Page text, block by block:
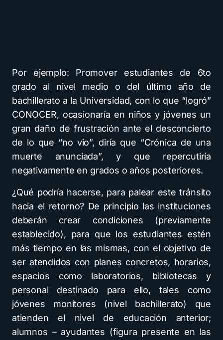
Por ejemplo: Promover estudiantes de 6to
grado al nivel medio o del último año de
bachillerato a la Universidad, con lo que “logró”
CONOCER, ocasionaría en niños y jóvenes un
gran daño de frustración ante el desconcierto
de lo que “no vio”, diría que “Crónica de una
muerte anunciada”, y que repercutiría
negativamente en grados o años posteriores.
¿Qué podría hacerse, para palear este tránsito
hacia el retorno? De principio las instituciones
deberán crear condiciones (previamente
establecido), para que los estudiantes estén
más tiempo en las mismas, con el objetivo de
ser atendidos con planes concretos, horarios,
espacios como laboratorios, bibliotecas y
personal destinado para ello, tales como
jóvenes monitores (nivel bachillerato) que
atienden el nivel de educación anterior;
alumnos – ayudantes (figura presente en las